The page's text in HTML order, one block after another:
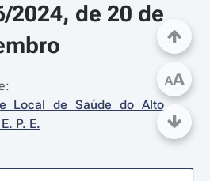
2024, de 20 de
Local de Saúde do Alto
P. E.
AA